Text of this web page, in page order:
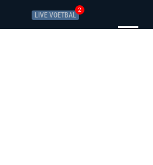
LIVE VOETBAL
2